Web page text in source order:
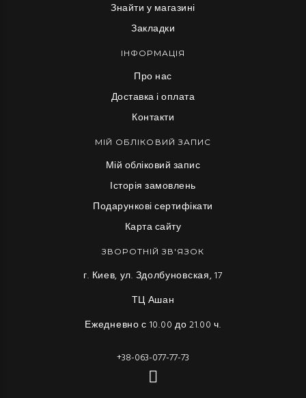
Знайти у магазині
Закладки
ІНФОРМАЦІЯ
Про нас
Доставка і оплата
Контакти
МІЙ ОБЛІКОВИЙ ЗАПИС
Мій обліковий запис
Історія замовлень
Подарункові сертифікати
Карта сайту
ЗВОРОТНІЙ ЗВ'ЯЗОК
г. Киев, ул. Здолбуновская, 17
ТЦ Ашан
Ежедневно с 10.00 до 21.00 ч.
+38-063-077-77-73